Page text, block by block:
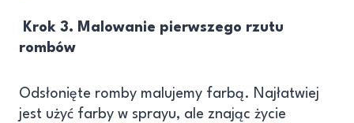
Krok 3. Malowanie pierwszego rzutu
rombów
Odsłonięte romby malujemy farbą. Najłatwiej
jest użyć farby w sprayu, ale znając życie